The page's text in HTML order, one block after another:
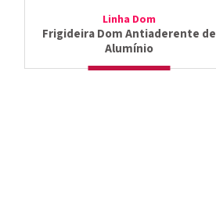
Linha Dom
Frigideira Dom Antiaderente de
Alumínio